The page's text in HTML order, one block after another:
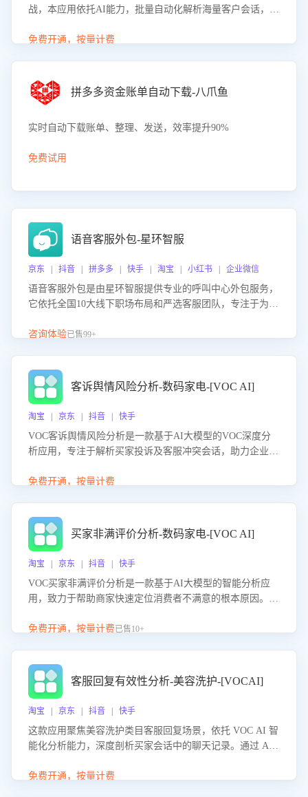
战，本应用依托AI能力，批量自动化解析海量客户会话，精
购买意向，深度洞察决策动因。同时全面评估客服团队政策
度、客服转化能力及销售业绩。
免费开通，按量计费
拼多多资金账单自动下载-八爪鱼
实时自动下载账单、整理、发送，效率提升90%
免费试用
语音客服外包-星环智服
京东 | 抖音 | 拼多多 | 快手 | 淘宝 | 小红书 | 企业微信
语音客服外包是由星环智服提供专业的呼叫中心外包服务，
它依托全国10大线下职场布局和严选客服团队，专注于为企
客服团队和智能工具提升语音客服服务效率和质量，帮助企
咨询体验已售99+
客诉舆情风险分析-数码家电-[VOC AI]
淘宝 | 京东 | 抖音 | 快手
VOC客诉舆情风险分析是一款基于AI大模型的VOC深度分
析应用，专注于解析买家投诉及客服冲突会话，助力企业精
别客户情绪、归因争议根源，并客观评估客服应对合理性与
能力，阻断差评扩散，维护品牌声誉，实现客户满意度的持
续提升。
免费开通，按量计费
买家非满评价分析-数码家电-[VOC AI]
淘宝 | 京东 | 抖音 | 快手
VOC买家非满评价分析是一款基于AI大模型的智能分析应
用，致力于帮助商家快速定位消费者不满意的根本原因。该
客服原因或其它部门原因，明确责任归属，提供可落地的改
改，有效提升客户满意度和店铺整体服务质量。
免费开通，按量计费已售10+
客服回复有效性分析-美容洗护-[VOCAI]
淘宝 | 京东 | 抖音 | 快手
这款应用聚焦美容洗护类目客服回复场景，依托 VOC AI 智
能化分析能力，深度剖析买家会话中的聊天记录。通过 AI
答的有效性与完整性，输出针对性改进策略，助力商家快速
免费开通，按量计费